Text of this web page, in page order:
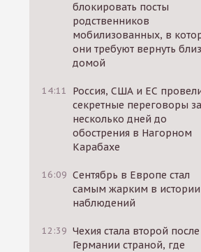
блокировать посты
родственников
мобилизованных, в
они требуют вернуть
домой
14:11
Россия, США и ЕС
секретные переговоры за
несколько дней до
обострения в Нагорном
Карабахе
16:09 Сентябрь в Европе стал
самым жарким в истории
наблюдений
12:39 Чехия стала второй после
Германии страной, где